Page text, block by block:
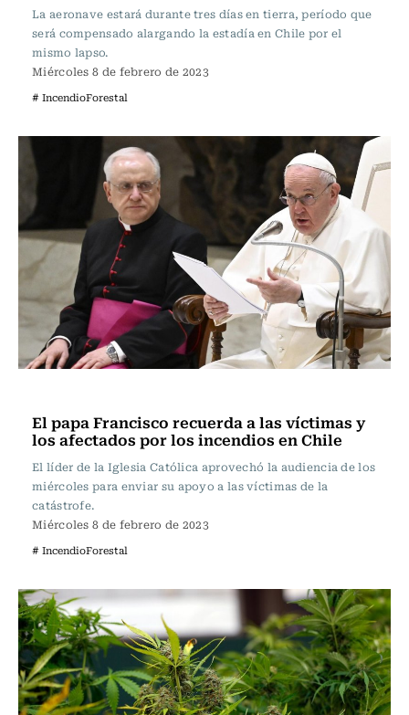
La aeronave estará durante tres días en tierra, período que
será compensado alargando la estadía en Chile por el
mismo lapso.
Miércoles 8 de febrero de 2023
# IncendioForestal
El papa Francisco recuerda a las víctimas y
los afectados por los incendios en Chile
El líder de la Iglesia Católica aprovechó la audiencia de los
miércoles para enviar su apoyo a las víctimas de la
catástrofe.
Miércoles 8 de febrero de 2023
# IncendioForestal